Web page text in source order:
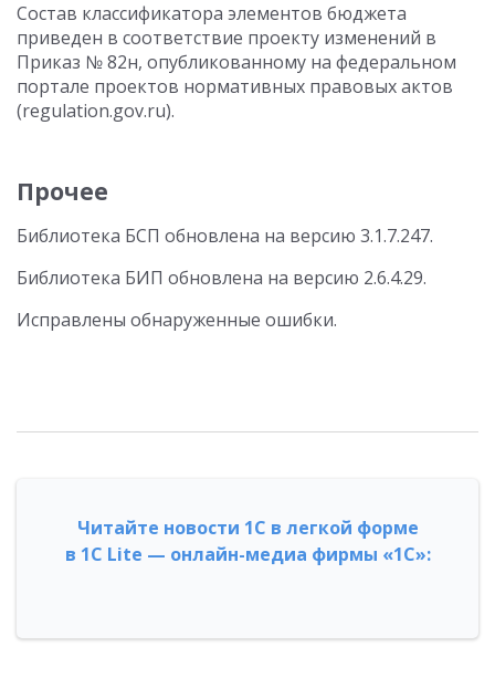
Состав классификатора элементов бюджета
приведен в соответствие проекту изменений в
Приказ № 82н, опубликованному на федеральном
портале проектов нормативных правовых актов
(regulation.gov.ru).
Прочее
Библиотека БСП обновлена на версию 3.1.7.247.
Библиотека БИП обновлена на версию 2.6.4.29.
Исправлены обнаруженные ошибки.
Читайте новости 1С в легкой форме
в 1С Lite — онлайн-медиа фирмы «1С»: